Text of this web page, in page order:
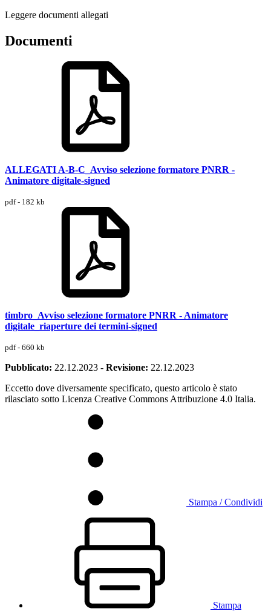
Leggere documenti allegati
Documenti
ALLEGATI A-B-C_Avviso selezione formatore PNRR -
Animatore digitale-signed
pdf - 182 kb
timbro_Avviso selezione formatore PNRR - Animatore
digitale_riaperture dei termini-signed
pdf - 660 kb
Pubblicato: 22.12.2023 - Revisione: 22.12.2023
Eccetto dove diversamente specificato, questo articolo è stato
rilasciato sotto Licenza Creative Commons Attribuzione 4.0 Italia.
Stampa / Condividi
Stampa